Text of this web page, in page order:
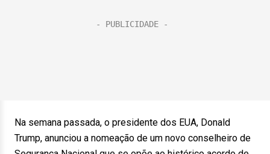
Na semana passada, o presidente dos EUA, Donald
Trump, anunciou a nomeação de um novo conselheiro de